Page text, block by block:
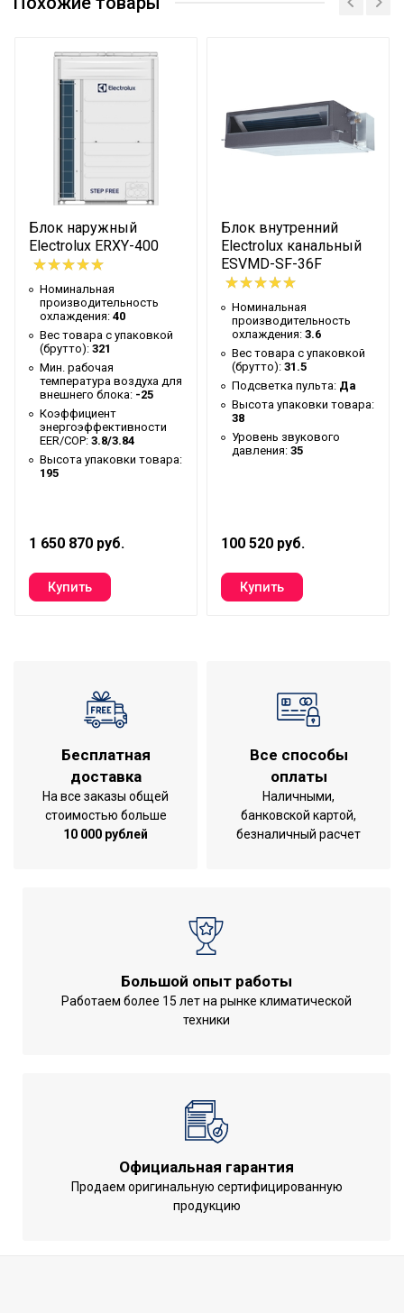
Вес товара с упаковкой
(брутто)
Высота упаковки товара
Уровень звукового давления
35
Глубина упаковки товара
57.5
Макс. расход воздуха
Бренд
Electrolux
Тип блока
Канальный
Гарантийный срок
3 года
Серия
ESVMDS-SF-S
Высота товара
19.2
Уровень шума внутр. блока
32
Хладагент
R410a
Глубина товара
70
Срок службы
Эффективен для помещ.
площадью до
36
Фильтры очистки воздуха
Воздушный
фильтр
Вес товара (нетто)
Режим осушения
Макс. производительность
охлаждения
3.6
Потребляемая мощность в
пылевлагозащищенности
IPX0
Блок наружный
Electrolux ERXY-400
Номинальная
производительность
охлаждения: 40
Вес товара с упаковкой
(брутто): 321
Мин. рабочая
температура воздуха для
внешнего блока: -25
Коэффициент
энергоэффективности
EER/COP: 3.8/3.84
Высота упаковки товара:
195
1 650 870 руб.
Блок внутренний
Electrolux канальный
ESVMD-SF-36F
Номинальная
производительность
охлаждения: 3.6
Вес товара с упаковкой
(брутто): 31.5
Подсветка пульта: Да
Высота упаковки товара:
38
Уровень звукового
давления: 35
100 520 руб.
Бесплатная
доставка
На все заказы общей
стоимостью больше
10 000 рублей
Все способы
оплаты
Наличными,
банковской картой,
безналичный расчет
Большой опыт работы
Работаем более 15 лет на рынке климатической
техники
Официальная гарантия
Продаем оригинальную сертифицированную
продукцию